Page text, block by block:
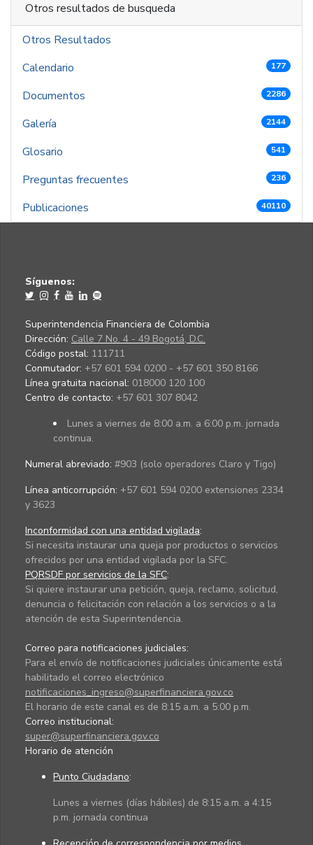
Otros resultados de busqueda
Otros Resultados
Calendario
177
Documentos 2286
Galería 2144
Glosario 541
Preguntas frecuentes 236
Publicaciones 40110
Síguenos:
Superintendencia Financiera de Colombia
Dirección: Calle 7 No. 4 - 49 Bogotá, D.C.
Código postal: 111711
Conmutador: +57 601 594 0200 - +57 601 350 8166
Línea gratuita nacional: 018000 120 100
Centro de contacto: +57 601 307 8042
Lunes a viernes de 8:00 a.m. a 6:00 p.m. jornada
continua.
Numeral abreviado: #903 (solo operadores Claro y Tigo)
Línea anticorrupción: +57 601 594 0200 extensiones 2334
y 3623
Inconformidad con una entidad vigilada:
Si necesita instaurar una queja por productos o servicios
ofrecidos por una entidad vigilada por la SFC.
PQRSDF por servicios de la SFC:
Si quiere instaurar una petición, queja, reclamo, solicitud,
denuncia o felicitación con relación a los servicios o a la
atención de esta Superintendencia.
Correo para notificaciones judiciales:
Para el envío de notificaciones judiciales únicamente está
habilitado el correo electrónico
notificaciones_ingreso@superfinanciera.gov.co
El horario de este canal es de 8:15 a.m. a 5:00 p.m.
Correo institucional:
super@superfinanciera.gov.co
Horario de atención
Punto Ciudadano:
Lunes a viernes (días hábiles) de 8:15 a.m. a 4:15
p.m. jornada continua